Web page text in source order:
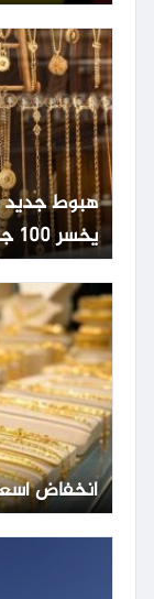
يخسر 100 جنيه
انخفاض